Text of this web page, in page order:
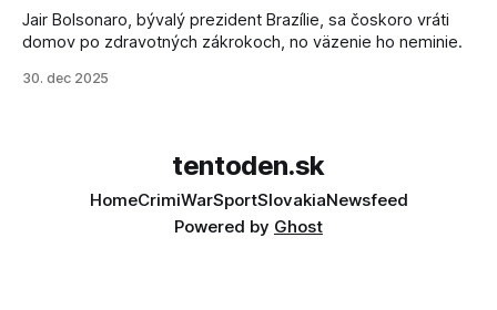
Jair Bolsonaro, bývalý prezident Brazílie, sa čoskoro vráti
domov po zdravotných zákrokoch, no väzenie ho neminie.
30. dec 2025
tentoden.sk
HomeCrimiWarSportSlovakiaNewsfeed
Powered by Ghost